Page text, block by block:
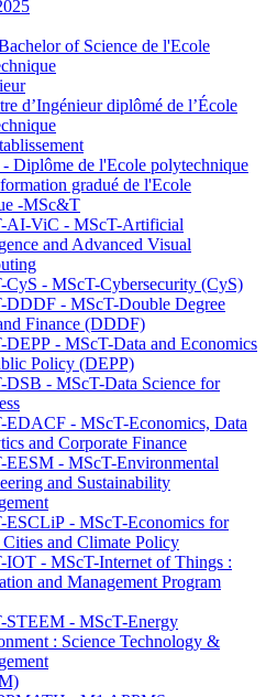
of Science de l'Ecole
d’Ingénieur diplômé de l’École
Diplôme de l'Ecole polytechnique
gradué de l'Ecole
-MSc&T
AI-ViC - MScT-Artificial
and Advanced Visual
CyS - MScT-Cybersecurity (CyS)
DDDF - MScT-Double Degree
Finance (DDDF)
DEPP - MScT-Data and Economics
Policy (DEPP)
DSB - MScT-Data Science for
EDACF - MScT-Economics, Data
and Corporate Finance
EESM - MScT-Environmental
and Sustainability
ESCLiP - MScT-Economics for
Cities and Climate Policy
IOT - MScT-Internet of Things :
and Management Program
STEEM - MScT-Energy
: Science Technology &